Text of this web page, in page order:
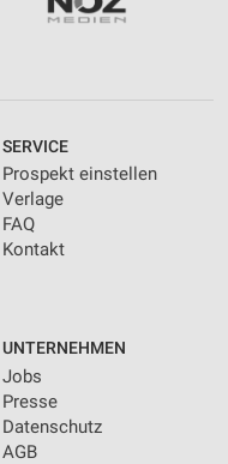
SERVICE
Prospekt einstellen
Verlage
FAQ
Kontakt
UNTERNEHMEN
Jobs
Presse
Datenschutz
AGB